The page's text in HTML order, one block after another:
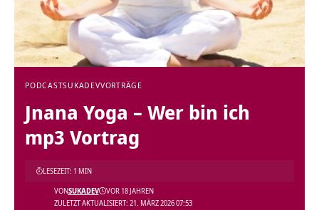
PODCASTSUKADEVVORTRÄGE
Jnana Yoga – Wer bin ich
mp3 Vortrag
ZULETZT AKTUALISIERT: 21. MÄRZ 2026 07:53
VONSUKADEV VOR 18 JAHREN
LESEZEIT: 1 MIN